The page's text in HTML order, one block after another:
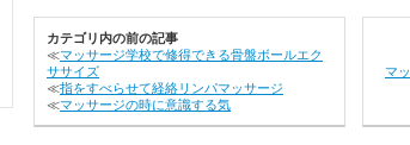
カテゴリ内の前の記事
≪マッサージ学校で修得できる骨盤ボールエク
ササイズ
≪指をすべらせて経絡リンパマッサージ
≪マッサージの時に意識する気
マ